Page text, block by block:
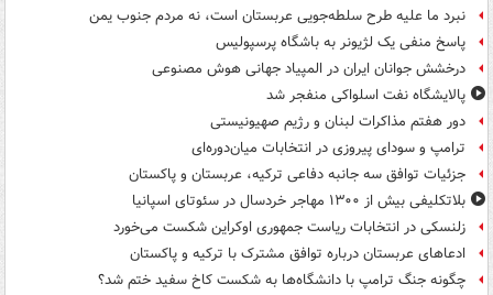
نبرد ما علیه طرح سلطه‌جویی عربستان است، نه مردم جنوب یمن
پاسخ منفی یک لژیونر به باشگاه پرسپولیس
درخشش جوانان ایران در المپیاد جهانی هوش مصنوعی
پالایشگاه نفت اسلواکی منفجر شد
دور هفتم مذاکرات لبنان و رژیم صهیونیستی
ترامپ و سودای پیروزی در انتخابات میان‌دوره‌ای
جزئیات توافق سه جانبه دفاعی ترکیه، عربستان و پاکستان
بلاتکلیفی بیش از ۱۳۰۰ مهاجر خردسال در سئوتای اسپانیا
زلنسکی در انتخابات ریاست جمهوری اوکراین شکست می‌خورد
ادعاهای عربستان درباره توافق مشترک با ترکیه و پاکستان
چگونه جنگ ترامپ با دانشگاه‌ها به شکست کاخ سفید ختم شد؟